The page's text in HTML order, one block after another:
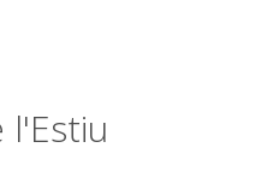
l'Estiu